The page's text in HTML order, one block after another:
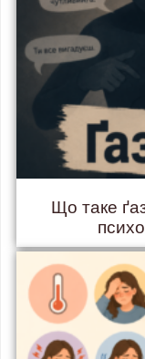
Що таке